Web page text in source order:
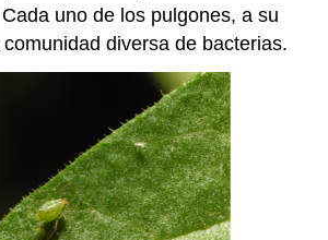
uno de los pulgones, a su
diversa de bacterias.